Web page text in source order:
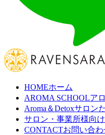
HOMEホーム
AROMA SCHOOLア
Aroma＆Detoxサロン
サロン・事業所様向け
CONTACTお問い合